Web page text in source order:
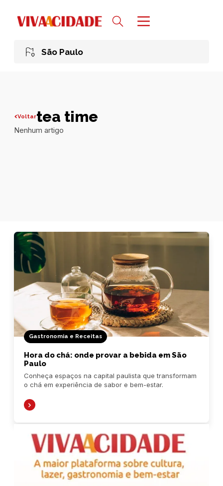
São Paulo
Voltartea time
Nenhum artigo
Gastronomia e Receitas
Hora do chá: onde provar a bebida em São
Paulo
Conheça espaços na capital paulista que transformam
o chá em experiência de sabor e bem-estar.